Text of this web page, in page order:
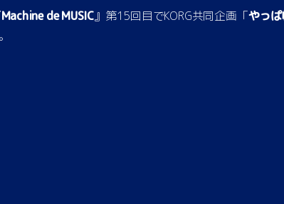
Machine de MUSIC』第15回目でKORG共同企画「やっ